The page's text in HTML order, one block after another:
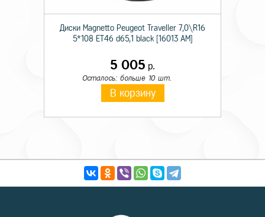
Диски Magnetto Peugeot Traveller 7,0\R16
5*108 ET46 d65,1 black [16013 AM]
5 005 р.
Осталось: больше 10 шт.
В корзину